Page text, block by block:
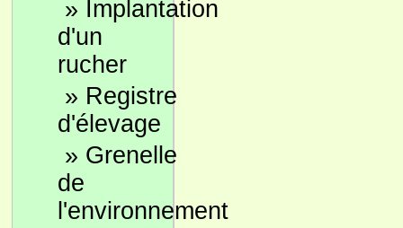
» Implantation
d'un
rucher
» Registre
d'élevage
» Grenelle
de
l'environnement